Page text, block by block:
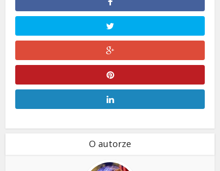
O autorze